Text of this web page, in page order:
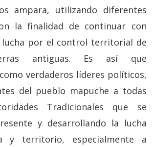
ampara, utilizando diferentes
la finalidad de continuar con
lucha por el control territorial de
antiguas. Es así que
verdaderos líderes políticos,
del pueblo mapuche a todas
Tradicionales que se
y desarrollando la lucha
territorio, especialmente a